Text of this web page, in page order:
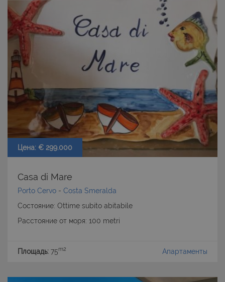
Цена: € 299.000
Casa di Mare
Porto Cervo - Costa Smeralda
Состояние: Ottime subito abitabile
Расстояние от моря: 100 metri
Площадь: 75m2 Апартаменты